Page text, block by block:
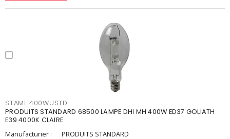
STAMH400WUSTD
PRODUITS STANDARD 68500 LAMPE DHI MH 400W ED37 GOLIATH
E39 4000K CLAIRE
Manufacturier :
PRODUITS STANDARD